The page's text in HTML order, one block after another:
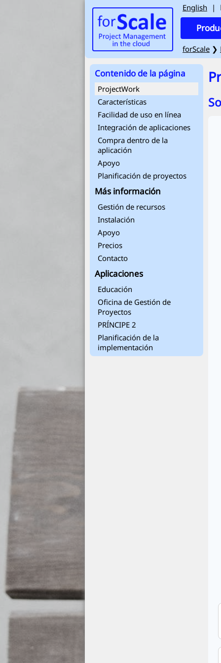
English |
forScale ❯
Contenido de la página
ProjectWork
Características
Facilidad de uso en línea
Integración de aplicaciones
Compra dentro de la
aplicación
Apoyo
Planificación de proyectos
Más información
Gestión de recursos
Instalación
Apoyo
Precios
Contacto
Aplicaciones
Educación
Oficina de Gestión de
Proyectos
PRÍNCIPE 2
Planificación de la
implementación